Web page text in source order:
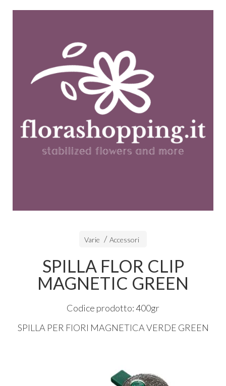
Varie Accessori
SPILLA FLOR CLIP
MAGNETIC GREEN
Codice prodotto: 400gr
SPILLA PER FIORI MAGNETICAVERDE GREEN